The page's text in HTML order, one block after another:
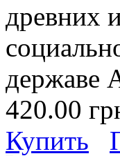
древних
державе
420.00
Купить